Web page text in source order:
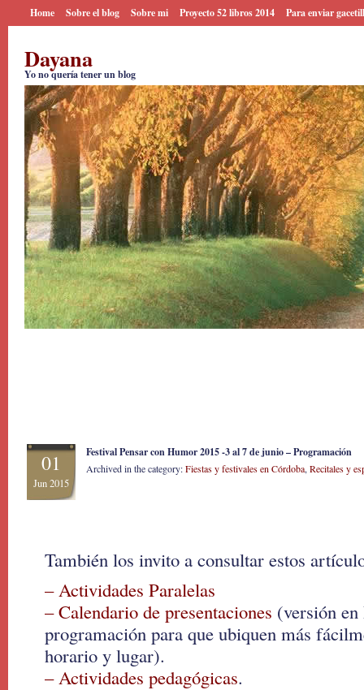
Home Sobre el blog Sobre mi Proyecto 52 libros 2014 Para enviar
Dayana
Yo no quería tener un blog
01
Jun 2015
Festival Pensar con Humor 2015 -3 al 7 de junio – Programación
Archived in the category:Fiestas y festivales en Córdoba, Recitales y
También los invito a consultar estos
– Actividades Paralelas
– Calendario de presentaciones (versión
programación para que ubiquen más
horario y lugar).
– Actividades pedagógicas.